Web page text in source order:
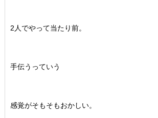
2人でやって当たり前。
手伝うっていう
感覚がそもそもおかしい。